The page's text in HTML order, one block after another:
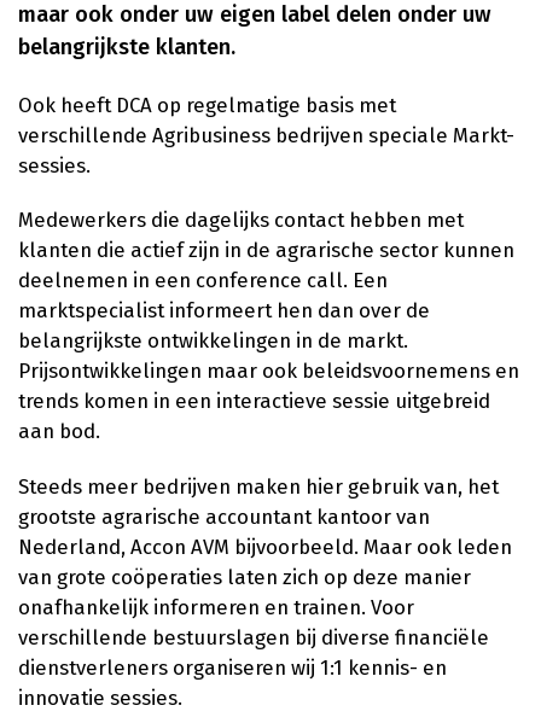
maar ook onder uw eigen label delen onder uw
belangrijkste klanten.
Ook heeft DCA op regelmatige basis met
verschillende Agribusiness bedrijven speciale Markt-
sessies.
Medewerkers die dagelijks contact hebben met
klanten die actief zijn in de agrarische sector kunnen
deelnemen in een conference call. Een
marktspecialist informeert hen dan over de
belangrijkste ontwikkelingen in de markt.
Prijsontwikkelingen maar ook beleidsvoornemens en
trends komen in een interactieve sessie uitgebreid
aan bod.
Steeds meer bedrijven maken hier gebruik van, het
grootste agrarische accountant kantoor van
Nederland, Accon AVM bijvoorbeeld. Maar ook leden
van grote coöperaties laten zich op deze manier
onafhankelijk informeren en trainen. Voor
verschillende bestuurslagen bij diverse financiële
dienstverleners organiseren wij 1:1 kennis- en
innovatie sessies.